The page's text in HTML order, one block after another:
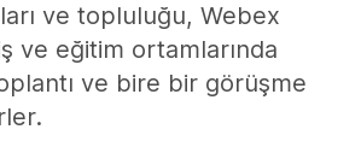
ve topluluğu, Webex
ve eğitim ortamlarında
ve bire bir görüşme